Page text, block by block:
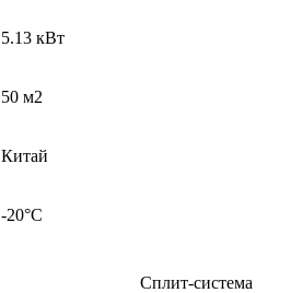
5.13 кВт
50 м2
Китай
-20°С
Сплит-система